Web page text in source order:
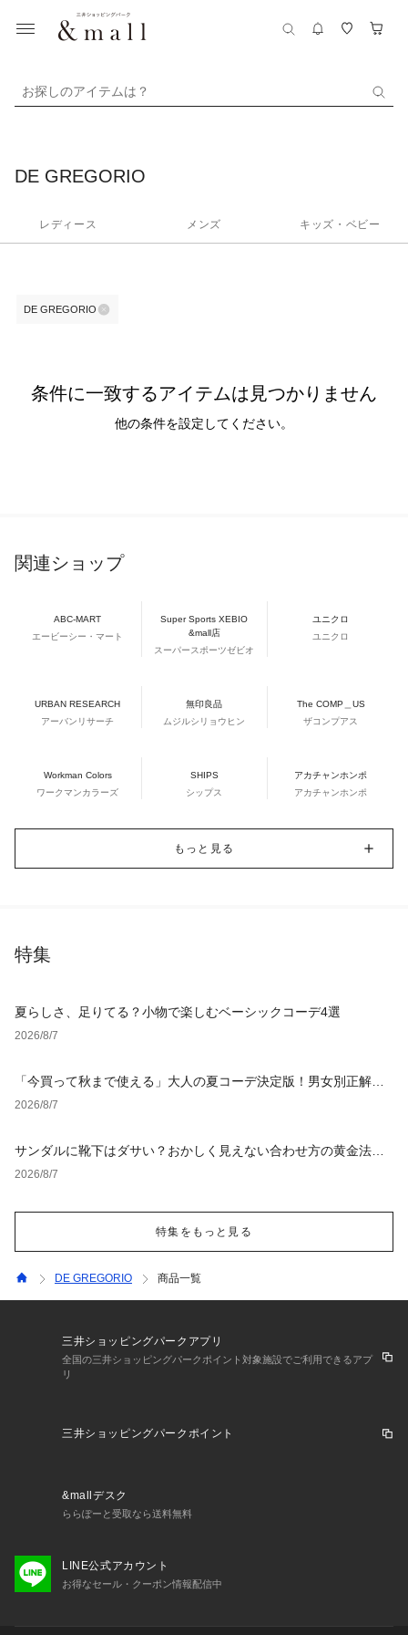
お探しのアイテムは？
DE GREGORIO
レディース メンズ キッズ・ベビー
DE GREGORIO
条件に一致するアイテムは見つかりません
他の条件を設定してください。
関連ショップ
ABC-MART
エービーシー・マート
Super Sports XEBIO
&mall店
スーパースポーツゼビオ
ユニクロ
ユニクロ
URBAN RESEARCH
アーバンリサーチ
無印良品
ムジルシリョウヒン
The COMP＿US
ザコンプアス
Workman Colors
ワークマンカラーズ
SHIPS
シップス
アカチャンホンポ
アカチャンホンポ
もっと見る
特集
夏らしさ、足りてる？小物で楽しむベーシックコーデ4選
2026/8/7
「今買って秋まで使える」大人の夏コーデ決定版！男女別正解ス
タイルとNGな着こなし
2026/8/7
サンダルに靴下はダサい？おかしく見えない合わせ方の黄金法則
と男女別おすすめコーデ
2026/8/7
特集をもっと見る
DE GREGORIO 商品一覧
三井ショッピングパークアプリ
全国の三井ショッピングパークポイント対象施設でご利用できるアプ
リ
三井ショッピングパークポイント
&mallデスク
ららぽーと受取なら送料無料
LINE公式アカウント
お得なセール・クーポン情報配信中